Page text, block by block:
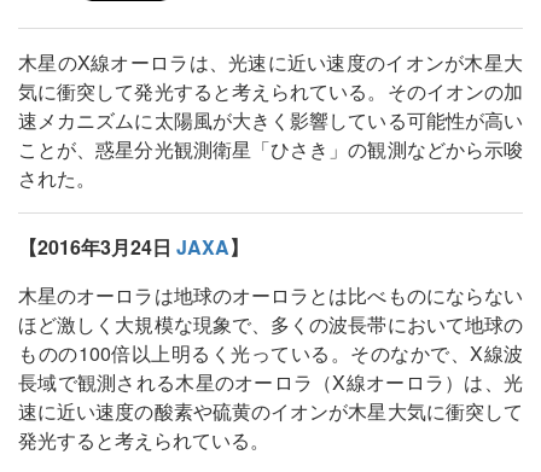
木星のX線オーロラは、光速に近い速度のイオンが木星大
気に衝突して発光すると考えられている。そのイオンの加
速メカニズムに太陽風が大きく影響している可能性が高い
ことが、惑星分光観測衛星「ひさき」の観測などから示唆
された。
【2016年3月24日 JAXA】
木星のオーロラは地球のオーロラとは比べものにならない
ほど激しく大規模な現象で、多くの波長帯において地球の
ものの100倍以上明るく光っている。そのなかで、X線波
長域で観測される木星のオーロラ（X線オーロラ）は、光
速に近い速度の酸素や硫黄のイオンが木星大気に衝突して
発光すると考えられている。